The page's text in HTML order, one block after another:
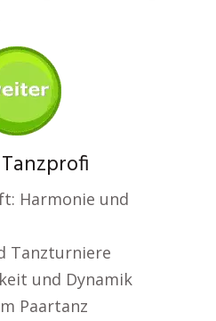
Harmonie und
Tanzturniere
und Dynamik
Paartanz